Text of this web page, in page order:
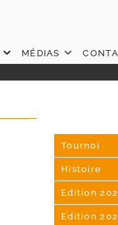
MÉDIAS
Tournoi
Histoire
Edition
Edition